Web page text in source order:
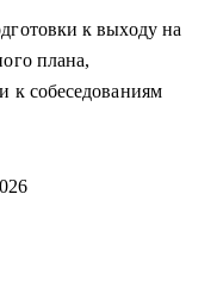
к выходу на
плана,
к собеседованиям